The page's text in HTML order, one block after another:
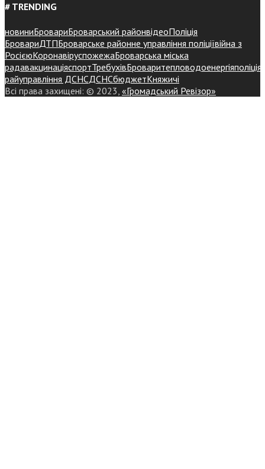
# TRENDING
новиниБровариБроварський районвідеоПоліція
БровариДТПБроварське районне управління поліціївійна з
РосієюКоронавіруспожежаБроварська міська
радавакцинаціяспортТребухівБроваритепловодоенергіяполіція
райуправління ДСНСДСНСбюджетКняжичі
Всі права захищені: © 2023, «Громадський Ревізор»